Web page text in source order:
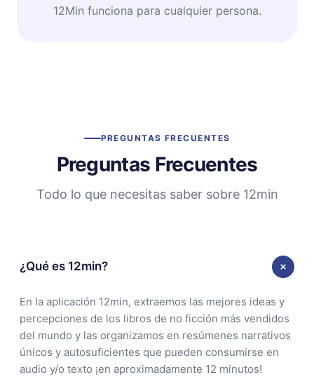
12Min funciona para cualquier persona.
PREGUNTAS FRECUENTES
Preguntas Frecuentes
Todo lo que necesitas saber sobre 12min
¿Qué es 12min?
En la aplicación 12min, extraemos las mejores ideas y
percepciones de los libros de no ficción más vendidos
del mundo y las organizamos en resúmenes narrativos
únicos y autosuficientes que pueden consumirse en
audio y/o texto ¡en aproximadamente 12 minutos!